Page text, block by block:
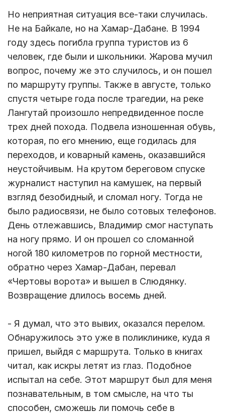
Но неприятная ситуация все-таки случилась.
Не на Байкале, но на Хамар-Дабане. В 1994
году здесь погибла группа туристов из 6
человек, где были и школьники. Жарова мучил
вопрос, почему же это случилось, и он пошел
по маршруту группы. Также в августе, только
спустя четыре года после трагедии, на реке
Лангутай произошло непредвиденное после
трех дней похода. Подвела изношенная обувь,
которая, по его мнению, еще годилась для
переходов, и коварный камень, оказавшийся
неустойчивым. На крутом береговом спуске
журналист наступил на камушек, на первый
взгляд безобидный, и сломал ногу. Тогда не
было радиосвязи, не было сотовых телефонов.
День отлежавшись, Владимир смог наступать
на ногу прямо. И он прошел со сломанной
ногой 180 километров по горной местности,
обратно через Хамар-Дабан, перевал
«Чертовы ворота» и вышел в Слюдянку.
Возвращение длилось восемь дней.
- Я думал, что это вывих, оказался перелом.
Обнаружилось это уже в поликлинике, куда я
пришел, выйдя с маршрута. Только в книгах
читал, как искры летят из глаз. Подобное
испытал на себе. Этот маршрут был для меня
познавательным, в том смысле, на что ты
способен, сможешь ли помочь себе в